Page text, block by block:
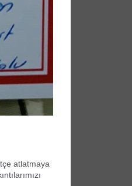
atlatmaya